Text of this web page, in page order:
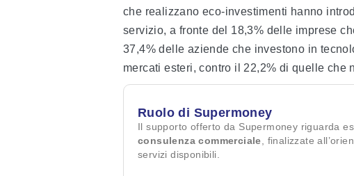
che realizzano eco-investimenti hanno
servizio, a fronte del 18,3% delle imprese
37,4% delle aziende che investono in
mercati esteri, contro il 22,2% di quelle che
Ruolo di Supermoney
Il supporto offerto da Supermoney riguarda
consulenza commerciale , finalizzate
servizi disponibili.